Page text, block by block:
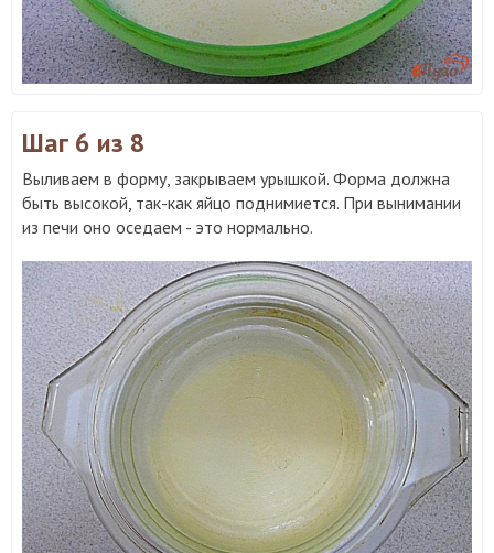
Шаг 6 из 8
Выливаем в форму, закрываем урышкой. Форма должна
быть высокой, так-как яйцо поднимиется. При вынимании
из печи оно оседаем - это нормально.